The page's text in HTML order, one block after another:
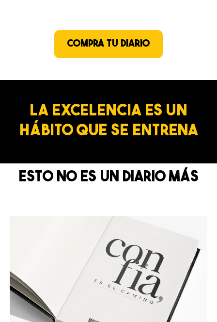
COMPRA TU DIARIO
LA EXCELENCIA ES UN
HÁBITO QUE SE ENTRENA
ESTO NO ES UN DIARIO MÁS